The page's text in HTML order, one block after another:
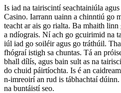
Is iad na tairiscintí seachtainiúla
Casino. Iarrann uainn a chinntiú go
teacht ar ais go rialta. Ba mhaith
a ndíograis. Ní ach go gcuirimid na
iúl iad go soiléir agus go tráthúil.
fhógraí istigh sa chuntas. Tá an
bhall dílís, agus bain sult as na
do chuid páirtíochta. Is é an
n-imreoirí an rud is tábhachtaí
na buntáistí seo.